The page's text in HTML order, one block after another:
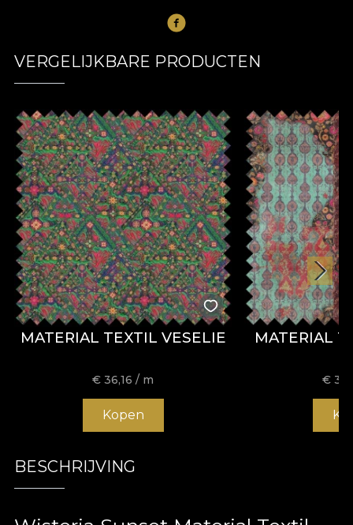
VERGELIJKBARE PRODUCTEN
MATERIAL TEXTIL VESELIE
€36,16 / m
Kopen
MATERIAL
€
BESCHRIJVING